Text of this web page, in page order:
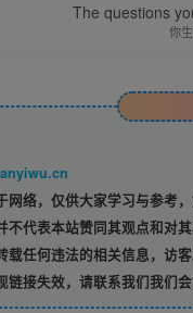
The questions
你
络，仅供大家学习与参考
代表本站赞同其观点和对其
载任何违法的相关信息，访
接失效，请联系我们我们会